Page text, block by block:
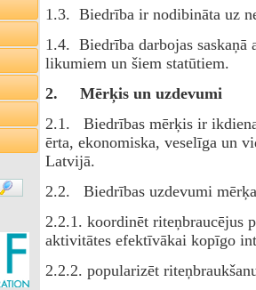
1.3. Biedrība ir nodibināta uz
1.4. Biedrība darbojas saskaņā
likumiem un šiem statūtiem.
2. Mērķis un uzdevumi
2.1. Biedrības mērķis ir
ērta, ekonomiska, veselīga un
Latvijā.
2.2. Biedrības uzdevumi
2.2.1. koordinēt riteņbraucējus
aktivitātes efektīvākai kopīgo
2.2.2. popularizēt